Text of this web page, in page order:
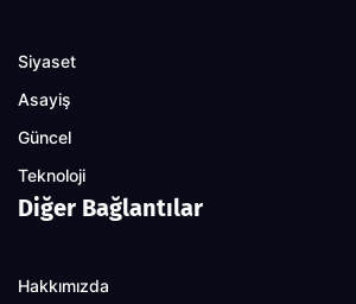
Siyaset
Asayiş
Güncel
Teknoloji
Diğer Bağlantılar
Hakkımızda